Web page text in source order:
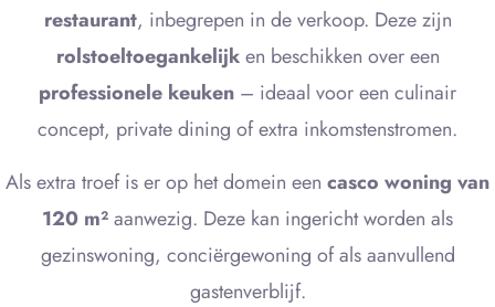
restaurant, inbegrepen in de verkoop. Deze zijn
rolstoeltoegankelijken beschikken over een
professionele keuken – ideaal voor een culinair
concept, private dining of extra inkomstenstromen.
Als extra troef is er op het domein een casco woning van
120 m²aanwezig. Deze kan ingericht worden als
gezinswoning, conciërgewoning of als aanvullend
gastenverblijf.